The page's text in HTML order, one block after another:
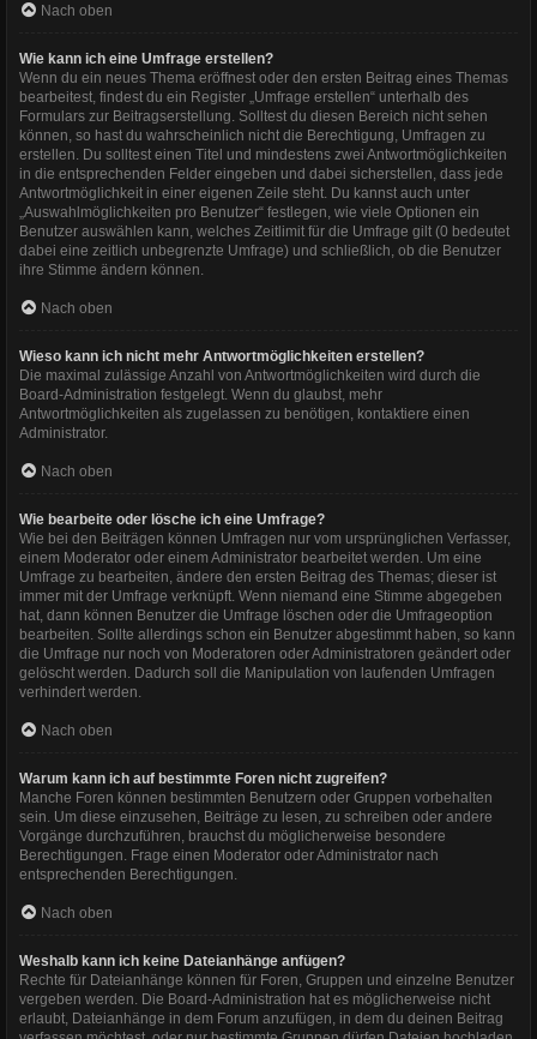
Nach oben
Wie kann ich eine Umfrage erstellen?
Wenn du ein neues Thema eröffnest oder den ersten Beitrag eines Themas
bearbeitest, findest du ein Register „Umfrage erstellen“ unterhalb des
Formulars zur Beitragserstellung. Solltest du diesen Bereich nicht sehen
können, so hast du wahrscheinlich nicht die Berechtigung, Umfragen zu
erstellen. Du solltest einen Titel und mindestens zwei Antwortmöglichkeiten
in die entsprechenden Felder eingeben und dabei sicherstellen, dass jede
Antwortmöglichkeit in einer eigenen Zeile steht. Du kannst auch unter
„Auswahlmöglichkeiten pro Benutzer“ festlegen, wie viele Optionen ein
Benutzer auswählen kann, welches Zeitlimit für die Umfrage gilt (0 bedeutet
dabei eine zeitlich unbegrenzte Umfrage) und schließlich, ob die Benutzer
ihre Stimme ändern können.
Nach oben
Wieso kann ich nicht mehr Antwortmöglichkeiten erstellen?
Die maximal zulässige Anzahl von Antwortmöglichkeiten wird durch die
Board-Administration festgelegt. Wenn du glaubst, mehr
Antwortmöglichkeiten als zugelassen zu benötigen, kontaktiere einen
Administrator.
Nach oben
Wie bearbeite oder lösche ich eine Umfrage?
Wie bei den Beiträgen können Umfragen nur vom ursprünglichen Verfasser,
einem Moderator oder einem Administrator bearbeitet werden. Um eine
Umfrage zu bearbeiten, ändere den ersten Beitrag des Themas; dieser ist
immer mit der Umfrage verknüpft. Wenn niemand eine Stimme abgegeben
hat, dann können Benutzer die Umfrage löschen oder die Umfrageoption
bearbeiten. Sollte allerdings schon ein Benutzer abgestimmt haben, so kann
die Umfrage nur noch von Moderatoren oder Administratoren geändert oder
gelöscht werden. Dadurch soll die Manipulation von laufenden Umfragen
verhindert werden.
Nach oben
Warum kann ich auf bestimmte Foren nicht zugreifen?
Manche Foren können bestimmten Benutzern oder Gruppen vorbehalten
sein. Um diese einzusehen, Beiträge zu lesen, zu schreiben oder andere
Vorgänge durchzuführen, brauchst du möglicherweise besondere
Berechtigungen. Frage einen Moderator oder Administrator nach
entsprechenden Berechtigungen.
Nach oben
Weshalb kann ich keine Dateianhänge anfügen?
Rechte für Dateianhänge können für Foren, Gruppen und einzelne Benutzer
vergeben werden. Die Board-Administration hat es möglicherweise nicht
erlaubt, Dateianhänge in dem Forum anzufügen, in dem du deinen Beitrag